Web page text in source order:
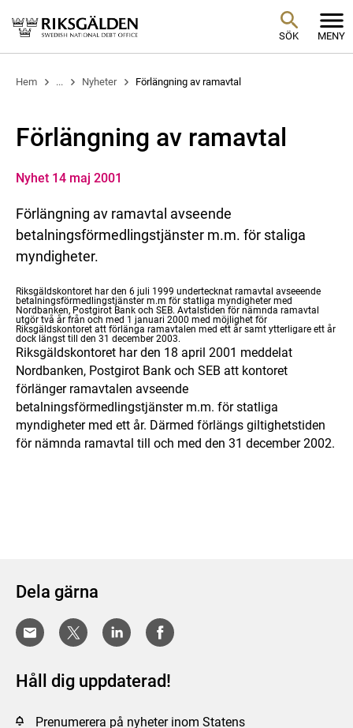
SÖK MENY
Hem ... Nyheter Förlängning av ramavtal
Förlängning av ramavtal
Nyhet 14 maj 2001
Förlängning av ramavtal avseende
betalningsförmedlingstjänster m.m. för staliga
myndigheter.
Riksgäldskontoret har den 6 juli 1999 undertecknat ramavtal avseeende
betalningsförmedlingstjänster m.m för statliga myndigheter med
Nordbanken, Postgirot Bank och SEB. Avtalstiden för nämnda ramavtal
utgör två år från och med 1 januari 2000 med möjlighet för
Riksgäldskontoret att förlänga ramavtalen med ett år samt ytterligare ett år
dock längst till den 31 december 2003.
Riksgäldskontoret har den 18 april 2001 meddelat
Nordbanken, Postgirot Bank och SEB att kontoret
förlänger ramavtalen avseende
betalningsförmedlingstjänster m.m. för statliga
myndigheter med ett år. Därmed förlängs giltighetstiden
för nämnda ramavtal till och med den 31 december 2002.
Dela gärna
Håll dig uppdaterad!
Prenumerera på nyheter inom Statens